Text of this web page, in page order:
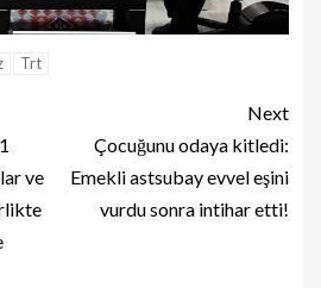
Trt
ve
Next
Çocuğunu odaya kitledi:
Emekli astsubay evvel eşini
vurdu sonra intihar etti!